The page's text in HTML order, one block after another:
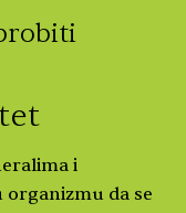
i
organizmu da se